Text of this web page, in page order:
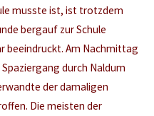
musste ist, ist trotzdem
bergauf zur Schule
beeindruckt. Am Nachmittag
durch Naldum
der damaligen
Die meisten der